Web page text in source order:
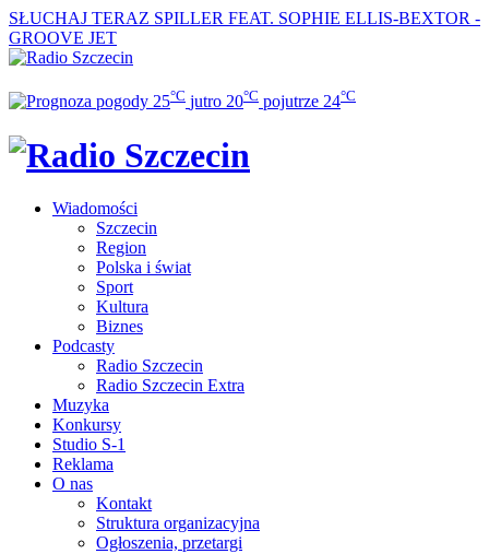
SŁUCHAJ TERAZ SPILLER FEAT. SOPHIE ELLIS-BEXTOR -
GROOVE JET
25°C jutro 20°C pojutrze 24°C
Wiadomości
Szczecin
Region
Polska i świat
Sport
Kultura
Biznes
Podcasty
Radio Szczecin
Radio Szczecin Extra
Muzyka
Konkursy
Studio S-1
Reklama
O nas
Kontakt
Struktura organizacyjna
Ogłoszenia, przetargi